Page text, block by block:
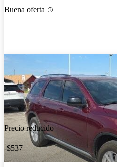
Buena oferta
Precio reducido
-$537